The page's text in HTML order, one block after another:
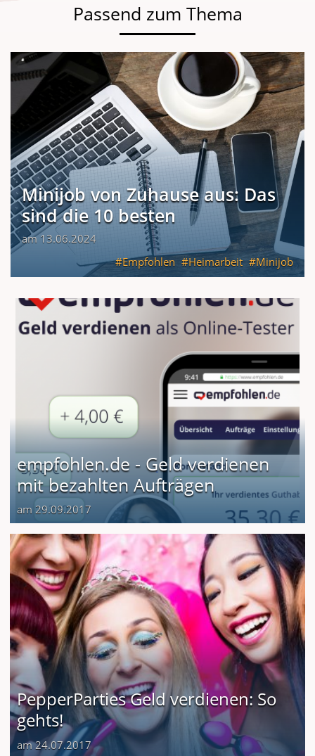
Passend zum Thema
Minijob von Zuhause aus: Das
sind die 10 besten
am 13.06.2024
Empfohlen
Heimarbeit Minijob
empfohlen.de - Geld verdienen
mit bezahlten Aufträgen
am 29.09.2017
PepperParties Geld verdienen: So
gehts!
am 24.07.2017